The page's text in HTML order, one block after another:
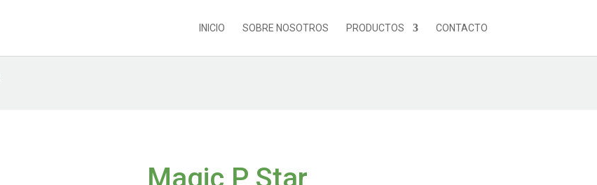
INICIO SOBRE NOSOTROS PRODUCTOS CONTACTO
Magic P Star